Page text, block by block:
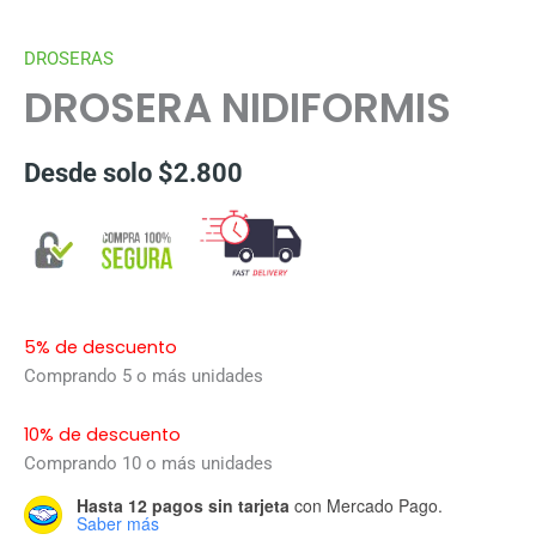
DROSERAS
DROSERA NIDIFORMIS
Desde solo $2.800
5% de descuento
Comprando 5 o más unidades
10% de descuento
Comprando 10 o más unidades
Hasta 12 pagos sin tarjeta con Mercado Pago.
Saber más